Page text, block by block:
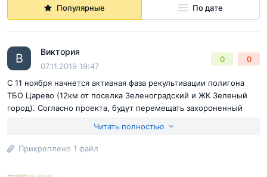
Популярные По дате
В Виктория
07.11.2019 19:47
0 0
С 11 ноября начнется активная фаза рекультивации полигона
ТБО Царево (12км от поселка Зеленоградский и ЖК Зеленый
город). Согласно проекта, будут перемещать захороненный
отходов. Во время перемещения свалочный газ, накопленный в
пластах полигона, будет свободно и беспрепятственно
Читать полностью
Прикреплено 1 файл